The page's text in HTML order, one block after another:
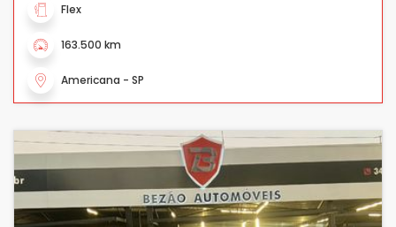
Flex
163.500 km
Americana - SP